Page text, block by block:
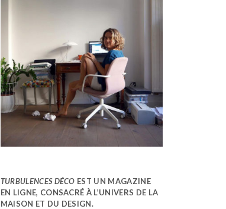
TURBULENCES DÉCO EST UN MAGAZINE
EN LIGNE, CONSACRÉ À L’UNIVERS DE LA
MAISON ET DU DESIGN.